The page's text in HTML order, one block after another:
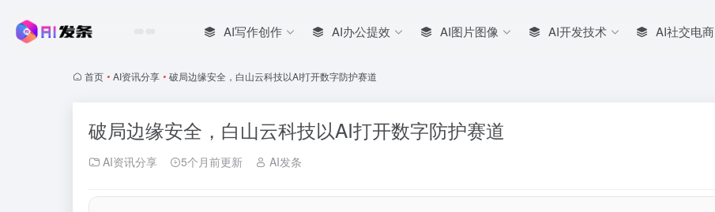
AI写作创作 AI办公提效 AI图片图像 AI开发技术 AI社交电商
首页 • AI资讯分享 • 破局边缘安全，白山云科技以AI打开数字防护赛道
破局边缘安全，白山云科技以AI打开数字防护赛道
AI资讯分享 5个月前更新 AI发条